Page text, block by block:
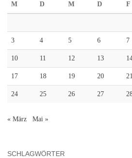
M D M D F
3 4 5 6 7
10 11 12 13
17 18 19 20 21
24 25 26 27
« März Mai »
SCHLAGWÖRTER